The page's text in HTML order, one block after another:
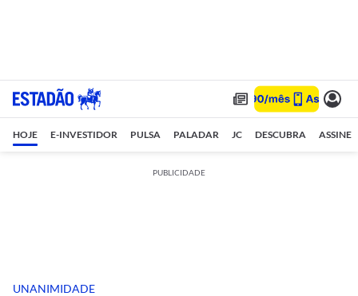
HOJE E-INVESTIDOR PULSA PALADAR JC DESCUBRA ASSINE
PUBLICIDADE
UNANIMIDADE